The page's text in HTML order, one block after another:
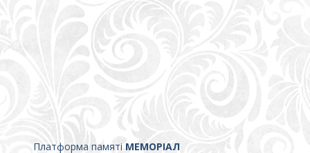
Платформа памяті МЕМОРІАЛ